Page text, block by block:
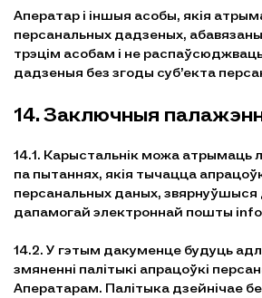
Аператар і іншыя асобы, якія
персанальных дадзеных,
трэцім асобам і не
дадзеныя без згоды суб’екта
14. Заключныя
14.1. Карыстальнік можа атрымаць
па пытаннях, якія тычацца
персанальных даных, звярнуўшыся
дапамогай электроннай пошты
14.2. У гэтым дакуменце будуць
змяненні палітыкі апрацоўкі
Аператарам. Палітыка дзейнічае